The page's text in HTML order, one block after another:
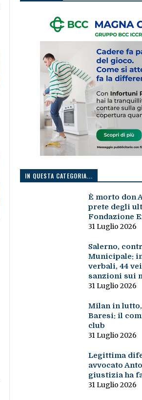
IN QUESTA CATEGORIA...
È morto don
prete degli
Fondazione
31 Luglio 2026
Salerno,
Municipale:
verbali, 44
sanzioni sui
31 Luglio 2026
Milan in
Baresi: il
club
31 Luglio 2026
Legittima
avvocato
giustizia ha
31 Luglio 2026